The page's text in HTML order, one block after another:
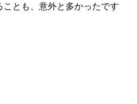
ことも、意外と多かったです